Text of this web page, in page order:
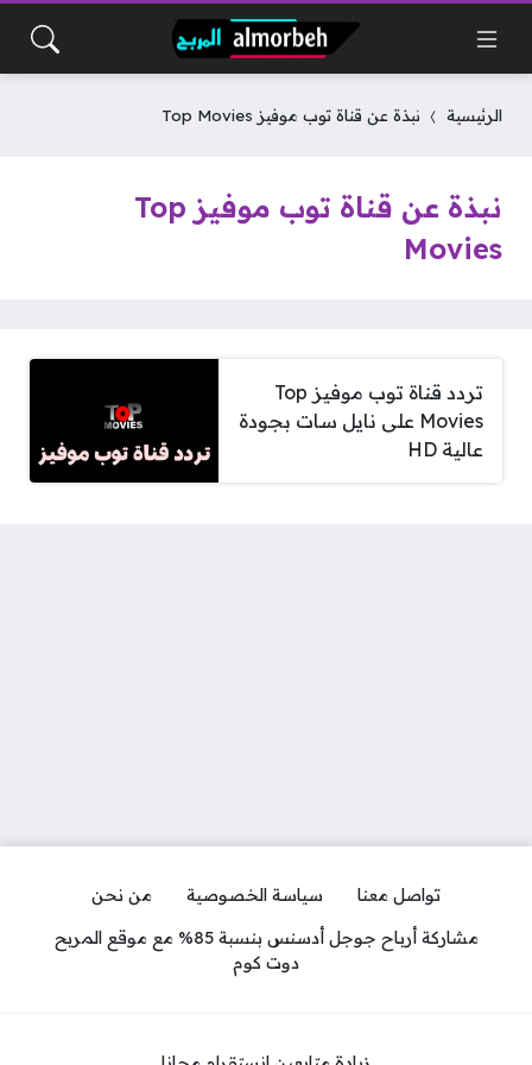
الرئيسية نبذة عن قناة توب موفيز Top Movies
نبذة عن قناة توب موفيز Top
Movies
تردد قناة توب موفيز Top
Movies على نايل سات بجودة
عالية HD
تواصل معنا سياسة الخصوصية
من نحن
مشاركة أرباح جوجل أدسنس بنسبة 85% مع موقع المربح
دوت كوم